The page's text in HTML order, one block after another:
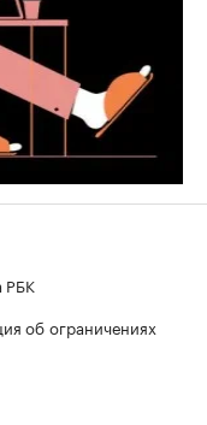
РБК
об ограничениях